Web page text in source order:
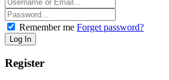
Remember me Forget password?
Register